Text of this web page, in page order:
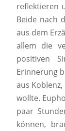
reflektieren
Beide nach
aus dem
allem die
positiven
Erinnerung
aus
wollte.
paar
können,